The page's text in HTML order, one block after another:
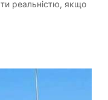
реальністю, якщо